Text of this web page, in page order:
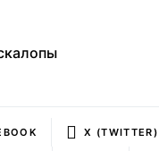
X (TWITTER)